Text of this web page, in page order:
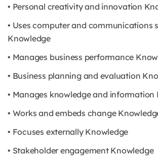
• Personal creativity and innovation
• Uses computer and communications
Knowledge
• Manages business performance
• Business planning and evaluation
• Manages knowledge and information
• Works and embeds change
• Focuses externally Knowledge
• Stakeholder engagement Knowledge